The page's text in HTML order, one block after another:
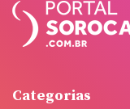
Categorias